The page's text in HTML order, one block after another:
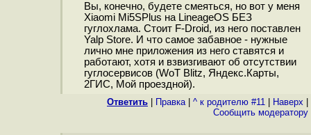
Вы, конечно, будете смеяться, но вот у меня
Xiaomi Mi5SPlus на LineageOS БЕЗ
гуглохлама. Стоит F-Droid, из него поставлен
Yalp Store. И что самое забавное - нужные
лично мне приложения из него ставятся и
работают, хотя и взвизгивают об отсутствии
гуглосервисов (WoT Blitz, Яндекс.Карты,
2ГИС, Мой проездной).
Ответить Правка| ^ к родителю #11 Наверх
Cообщить модератору